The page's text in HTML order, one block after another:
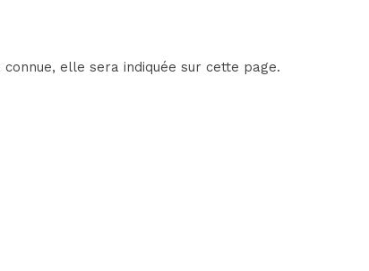
elle sera indiquée sur cette page.